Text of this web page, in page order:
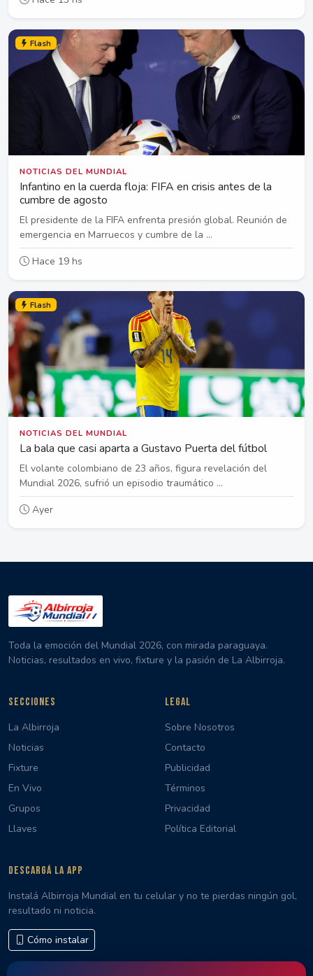
Flash
NOTICIAS DEL MUNDIAL
Infantino en la cuerda floja: FIFA en crisis antes de la
cumbre de agosto
El presidente de la FIFA enfrenta presión global. Reunión de
emergencia en Marruecos y cumbre de la ...
Hace 19 hs
Flash
NOTICIAS DEL MUNDIAL
La bala que casi aparta a Gustavo Puerta del fútbol
El volante colombiano de 23 años, figura revelación del
Mundial 2026, sufrió un episodio traumático ...
Ayer
Toda la emoción del Mundial 2026, con mirada paraguaya.
Noticias, resultados en vivo, fixture y la pasión de La Albirroja.
SECCIONES
La Albirroja
Noticias
Fixture
En Vivo
Grupos
Llaves
LEGAL
Sobre Nosotros
Contacto
Publicidad
Términos
Privacidad
Política Editorial
DESCARGÁ LA APP
Instalá Albirroja Mundial en tu celular y no te pierdas ningún gol,
resultado ni noticia.
Cómo instalar